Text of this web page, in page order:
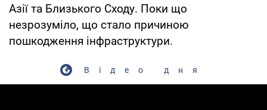
Азії та Близького Сходу. Поки що
незрозуміло, що стало причиною
пошкодження інфраструктури.
Відео дня